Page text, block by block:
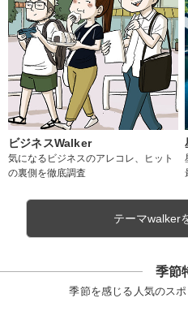
ビジネスWalker
気になるビジネスのアレコレ、ヒット
の裏側を徹底調査
テーマwalker
季節
季節を感じる人気のス